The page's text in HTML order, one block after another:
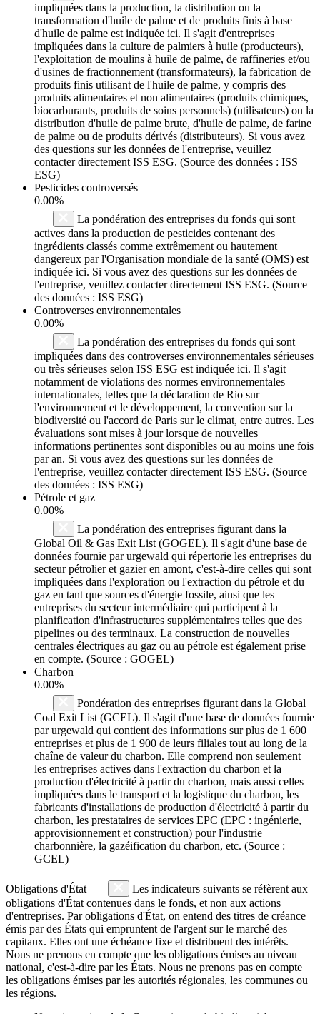
impliquées dans la production, la distribution ou la
transformation d'huile de palme et de produits finis à base
d'huile de palme est indiquée ici. Il s'agit d'entreprises
impliquées dans la culture de palmiers à huile (producteurs),
l'exploitation de moulins à huile de palme, de raffineries et/ou
d'usines de fractionnement (transformateurs), la fabrication de
produits finis utilisant de l'huile de palme, y compris des
produits alimentaires et non alimentaires (produits chimiques,
biocarburants, produits de soins personnels) (utilisateurs) ou la
distribution d'huile de palme brute, d'huile de palme, de farine
de palme ou de produits dérivés (distributeurs). Si vous avez
des questions sur les données de l'entreprise, veuillez
contacter directement ISS ESG. (Source des données : ISS
ESG)
Pesticides controversés
0.00%
La pondération des entreprises du fonds qui sont
actives dans la production de pesticides contenant des
ingrédients classés comme extrêmement ou hautement
dangereux par l'Organisation mondiale de la santé (OMS) est
indiquée ici. Si vous avez des questions sur les données de
l'entreprise, veuillez contacter directement ISS ESG. (Source
des données : ISS ESG)
Controverses environnementales
0.00%
La pondération des entreprises du fonds qui sont
impliquées dans des controverses environnementales sérieuses
ou très sérieuses selon ISS ESG est indiquée ici. Il s'agit
notamment de violations des normes environnementales
internationales, telles que la déclaration de Rio sur
l'environnement et le développement, la convention sur la
biodiversité ou l'accord de Paris sur le climat, entre autres. Les
évaluations sont mises à jour lorsque de nouvelles
informations pertinentes sont disponibles ou au moins une fois
par an. Si vous avez des questions sur les données de
l'entreprise, veuillez contacter directement ISS ESG. (Source
des données : ISS ESG)
Pétrole et gaz
0.00%
La pondération des entreprises figurant dans la
Global Oil & Gas Exit List (GOGEL). Il s'agit d'une base de
données fournie par urgewald qui répertorie les entreprises du
secteur pétrolier et gazier en amont, c'est-à-dire celles qui sont
impliquées dans l'exploration ou l'extraction du pétrole et du
gaz en tant que sources d'énergie fossile, ainsi que les
entreprises du secteur intermédiaire qui participent à la
planification d'infrastructures supplémentaires telles que des
pipelines ou des terminaux. La construction de nouvelles
centrales électriques au gaz ou au pétrole est également prise
en compte. (Source : GOGEL)
Charbon
0.00%
Pondération des entreprises figurant dans la Global
Coal Exit List (GCEL). Il s'agit d'une base de données fournie
par urgewald qui contient des informations sur plus de 1 600
entreprises et plus de 1 900 de leurs filiales tout au long de la
chaîne de valeur du charbon. Elle comprend non seulement
les entreprises actives dans l'extraction du charbon et la
production d'électricité à partir du charbon, mais aussi celles
impliquées dans le transport et la logistique du charbon, les
fabricants d'installations de production d'électricité à partir du
charbon, les prestataires de services EPC (EPC : ingénierie,
approvisionnement et construction) pour l'industrie
charbonnière, la gazéification du charbon, etc. (Source :
GCEL)
Obligations d'État
Les indicateurs suivants se réfèrent aux
obligations d'État contenues dans le fonds, et non aux actions
d'entreprises. Par obligations d'État, on entend des titres de créance
émis par des États qui empruntent de l'argent sur le marché des
capitaux. Elles ont une échéance fixe et distribuent des intérêts.
Nous ne prenons en compte que les obligations émises au niveau
national, c'est-à-dire par les États. Nous ne prenons pas en compte
les obligations émises par les autorités régionales, les communes ou
les régions.